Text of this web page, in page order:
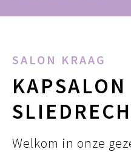
SALON KRAAG
KAPSALON
Welkom in onze